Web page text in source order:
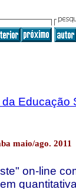
Educação
maio/ago. 2011
on-line